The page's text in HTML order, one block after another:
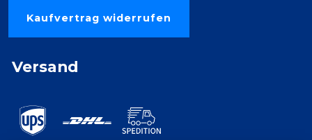
Kaufvertrag widerrufen
Versand